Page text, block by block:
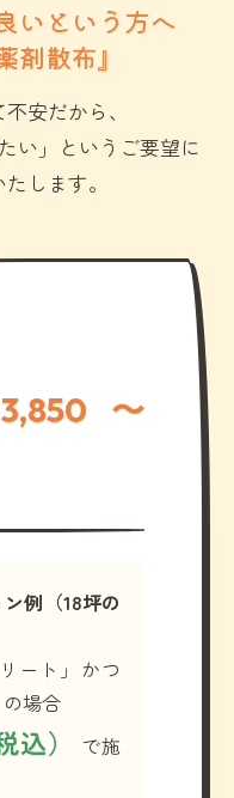
いという方へ
剤散布』
安だから、
い」 というご要望に
します。
〜
例（18坪の
ート」かつ
の場合
）
で施